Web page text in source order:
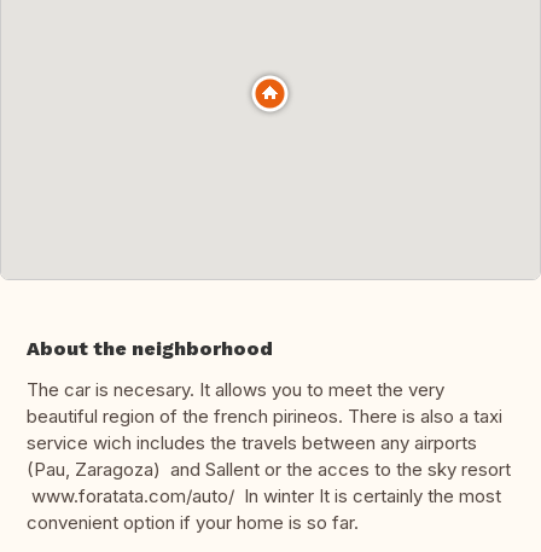
About the neighborhood
The car is necesary. It allows you to meet the very
beautiful region of the french pirineos. There is also a taxi
service wich includes the travels between any airports
(Pau, Zaragoza) and Sallent or the acces to the sky resort
www.foratata.com/auto/ In winter It is certainly the most
convenient option if your home is so far.